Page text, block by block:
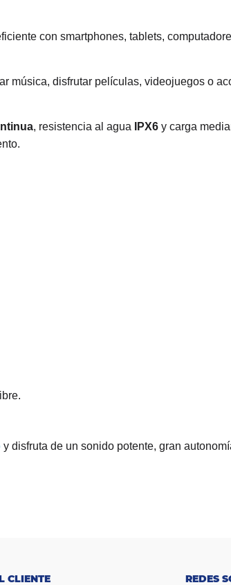
con smartphones, tablets,
música, disfrutar películas, videojuegos o
, resistencia al agua IPX6 y carga
y disfruta de un sonido potente, gran
CLIENTE REDES